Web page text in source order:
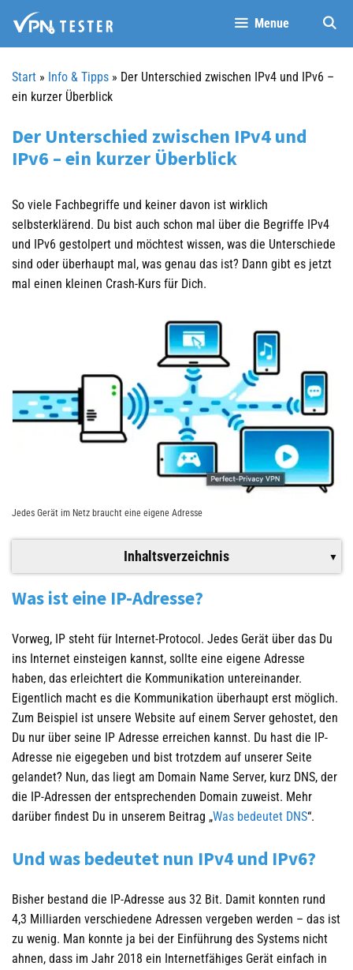
Springe
zum
Inhalt
Menue
Start » Info & Tipps » Der Unterschied zwischen IPv4 und IPv6 –
ein kurzer Überblick
Der Unterschied zwischen IPv4 und
IPv6 – ein kurzer Überblick
So viele Fachbegriffe und keiner davon ist wirklich
selbsterklärend. Du bist auch schon mal über die Begriffe IPv4
und IPv6 gestolpert und möchtest wissen, was die Unterschiede
sind oder überhaupt mal, was genau das ist? Dann gibt es jetzt
mal einen kleinen Crash-Kurs für Dich.
Jedes Gerät im Netz braucht eine eigene Adresse
Inhaltsverzeichnis
Was ist eine IP-Adresse?
Vorweg, IP steht für Internet-Protocol. Jedes Gerät über das Du
ins Internet einsteigen kannst, sollte eine eigene Adresse
haben, das erleichtert die Kommunikation untereinander.
Eigentlich macht es die Kommunikation überhaupt erst möglich.
Zum Beispiel ist unsere Website auf einem Server gehostet, den
Du nur über seine IP Adresse erreichen kannst. Du hast die IP-
Adresse nie eigegeben und bist trotzdem auf unserer Seite
gelandet? Nun, das liegt am Domain Name Server, kurz DNS, der
die IP-Adressen der entsprechenden Domain zuweist. Mehr
darüber findest Du in unserem Beitrag „Was bedeutet DNS“.
Und was bedeutet nun IPv4 und IPv6?
Bisher bestand die IP-Adresse aus 32 Bit. Damit konnten rund
4,3 Milliarden verschiedene Adressen vergeben werden – das ist
zu wenig. Man konnte ja bei der Einführung des Systems nicht
ahnen, dass im Jahr 2018 ein Internetfähiges Gerät einfach in